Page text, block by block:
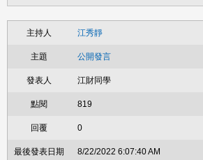
江秀靜
公開發言
江財同學
819
0
8/22/2022 6:07:40 AM